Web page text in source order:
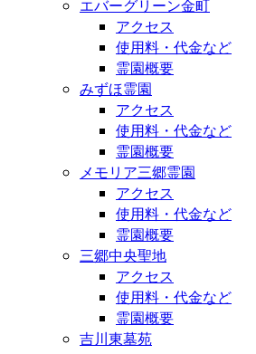
エバーグリーン金町
アクセス
使用料・代金など
霊園概要
みずほ霊園
アクセス
使用料・代金など
霊園概要
メモリア三郷霊園
アクセス
使用料・代金など
霊園概要
三郷中央聖地
アクセス
使用料・代金など
霊園概要
吉川東墓苑